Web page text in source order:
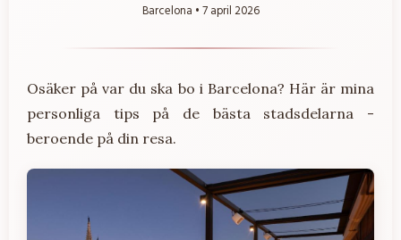
Barcelona •7 april 2026
Osäker på var du ska bo i Barcelona? Här är mina
personliga tips på de bästa stadsdelarna -
beroende på din resa.